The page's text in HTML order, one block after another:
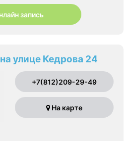
запись
улице Кедрова 24
+7(812)209-29-49
На карте